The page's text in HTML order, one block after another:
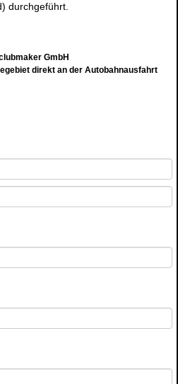
durchgeführt.
GmbH
direkt an der Autobahnausfahrt